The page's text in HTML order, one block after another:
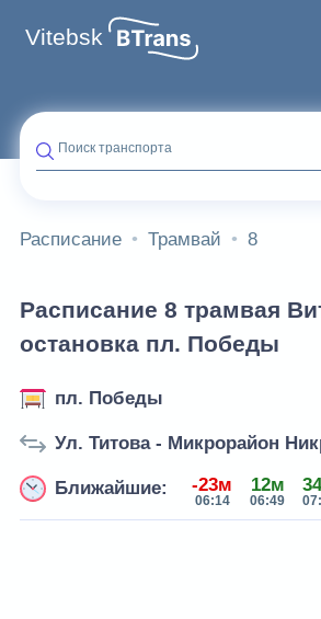
Vitebsk
Поиск транспорта
Расписание Трамвай 8
Расписание 8 трамвая
остановка пл. Победы
пл. Победы
Ул. Титова - Микрорайон
Ближайшие: -23м
06:14
12м
06:49